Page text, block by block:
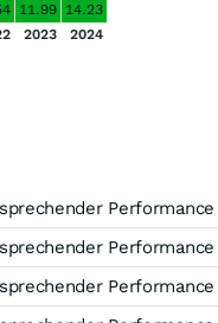
11.99 14.23
2023 2024
Performance
Performance
Performance